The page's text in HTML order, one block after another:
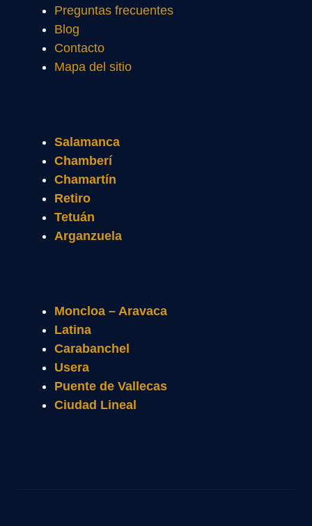
Preguntas frecuentes
Blog
Contacto
Mapa del sitio
Salamanca
Chamberí
Chamartín
Retiro
Tetuán
Arganzuela
Moncloa – Aravaca
Latina
Carabanchel
Usera
Puente de Vallecas
Ciudad Lineal